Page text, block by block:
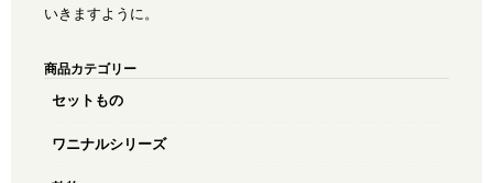
いきますように。
商品カテゴリー
セットもの
ワニナルシリーズ